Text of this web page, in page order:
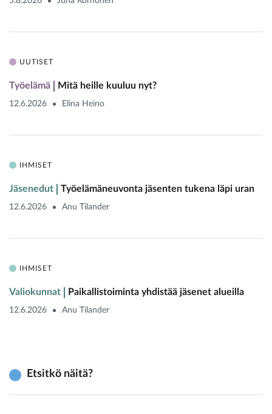
UUTISET
Työelämä Mitä heille kuuluu nyt?
12.6.2026 Elina Heino
IHMISET
Jäsenedut Työelämäneuvonta jäsenten tukena läpi uran
12.6.2026 Anu Tilander
IHMISET
Valiokunnat Paikallistoiminta yhdistää jäsenet alueilla
12.6.2026 Anu Tilander
Etsitkö näitä?